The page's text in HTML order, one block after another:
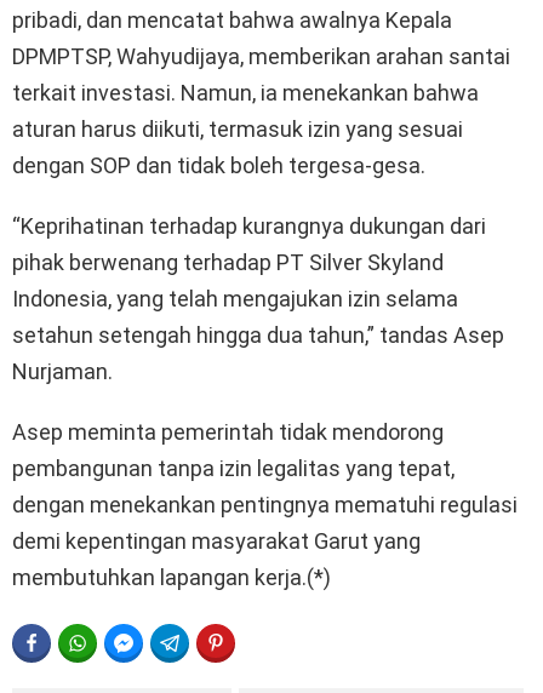
pribadi, dan mencatat bahwa awalnya Kepala
DPMPTSP, Wahyudijaya, memberikan arahan santai
terkait investasi. Namun, ia menekankan bahwa
aturan harus diikuti, termasuk izin yang sesuai
dengan SOP dan tidak boleh tergesa-gesa.
“Keprihatinan terhadap kurangnya dukungan dari
pihak berwenang terhadap PT Silver Skyland
Indonesia, yang telah mengajukan izin selama
setahun setengah hingga dua tahun,” tandas Asep
Nurjaman.
Asep meminta pemerintah tidak mendorong
pembangunan tanpa izin legalitas yang tepat,
dengan menekankan pentingnya mematuhi regulasi
demi kepentingan masyarakat Garut yang
membutuhkan lapangan kerja.(*)
FACEBOOKWHATSAPPFACEBOOK MESSENGER
TELEGRAM